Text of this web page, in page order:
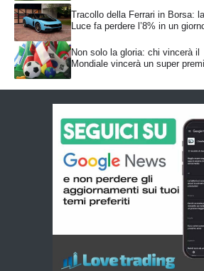
Tracollo della Ferrari in Borsa: la
Luce fa perdere l’8% in un
Non solo la gloria: chi vincerà il
Mondiale vincerà un super